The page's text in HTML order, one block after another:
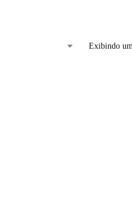
Exibindo